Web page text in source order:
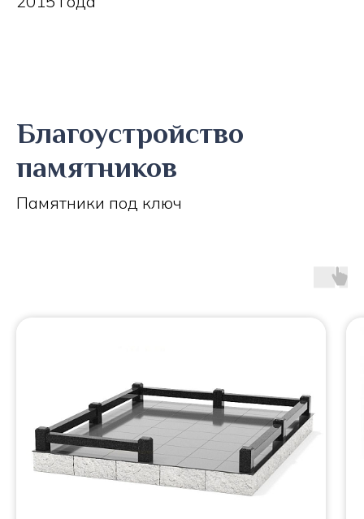
Благоустройство
памятников
Памятники под ключ